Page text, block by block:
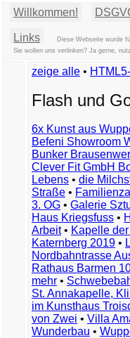
Willkommen!
Links
Diese Webseite wurde
Sie wollen uns verlinken? Ja gerne,
zeige alle •
Flash und
6x Kunst aus
Befeni Showroom
Bunker
Clever Fit GmbH
Lebens • die
Straße •
3. OG • Galerie
Haus Kriegsfuss •
Arbeit• Kapelle
Katernberg 2019 •
Nordbahntrasse
Rathaus Barmen
mehr •
St. Annakapelle,
im Kunsthaus
von Zwei • Villa
Wunderbau •